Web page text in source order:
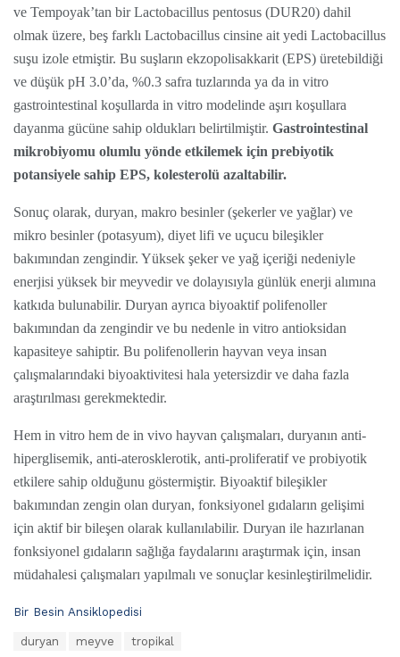
ve Tempoyak’tan bir Lactobacillus pentosus (DUR20) dahil
olmak üzere, beş farklı Lactobacillus cinsine ait yedi Lactobacillus
suşu izole etmiştir. Bu suşların ekzopolisakkarit (EPS) üretebildiği
ve düşük pH 3.0’da, %0.3 safra tuzlarında ya da in vitro
gastrointestinal koşullarda in vitro modelinde aşırı koşullara
dayanma gücüne sahip oldukları belirtilmiştir. Gastrointestinal
mikrobiyomu olumlu yönde etkilemek için prebiyotik
potansiyele sahip EPS, kolesterolü azaltabilir.
Sonuç olarak, duryan, makro besinler (şekerler ve yağlar) ve
mikro besinler (potasyum), diyet lifi ve uçucu bileşikler
bakımından zengindir. Yüksek şeker ve yağ içeriği nedeniyle
enerjisi yüksek bir meyvedir ve dolayısıyla günlük enerji alımına
katkıda bulunabilir. Duryan ayrıca biyoaktif polifenoller
bakımından da zengindir ve bu nedenle in vitro antioksidan
kapasiteye sahiptir. Bu polifenollerin hayvan veya insan
çalışmalarındaki biyoaktivitesi hala yetersizdir ve daha fazla
araştırılması gerekmektedir.
Hem in vitro hem de in vivo hayvan çalışmaları, duryanın anti-
hiperglisemik, anti-aterosklerotik, anti-proliferatif ve probiyotik
etkilere sahip olduğunu göstermiştir. Biyoaktif bileşikler
bakımından zengin olan duryan, fonksiyonel gıdaların gelişimi
için aktif bir bileşen olarak kullanılabilir. Duryan ile hazırlanan
fonksiyonel gıdaların sağlığa faydalarını araştırmak için, insan
müdahalesi çalışmaları yapılmalı ve sonuçlar kesinleştirilmelidir.
C
Bir Besin Ansiklopedisi
duryan meyve tropikal